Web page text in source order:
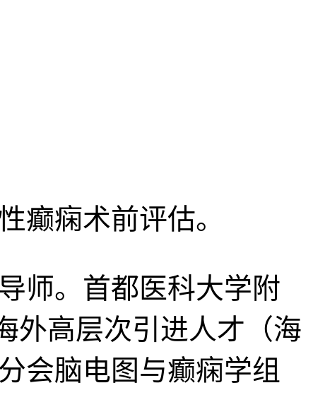
癫痫术前评估。
师。首都医科大学附
外高层次引进人才（海
会脑电图与癫痫学组